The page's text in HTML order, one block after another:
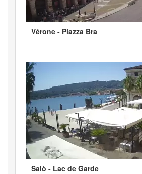
Vérone - Piazza Bra
Salò - Lac de Garde